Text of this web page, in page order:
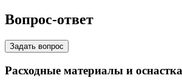
Вопрос-ответ
Задать вопрос
Расходные материалы и оснастка